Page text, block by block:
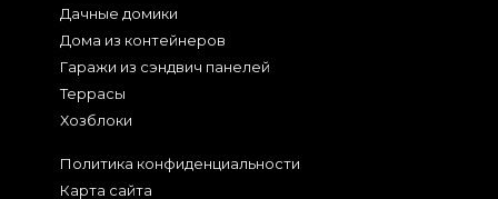
Дачные домики
Дома из контейнеров
Гаражи из сэндвич панелей
Террасы
Хозблоки
Политика конфиденциальности
Карта сайта